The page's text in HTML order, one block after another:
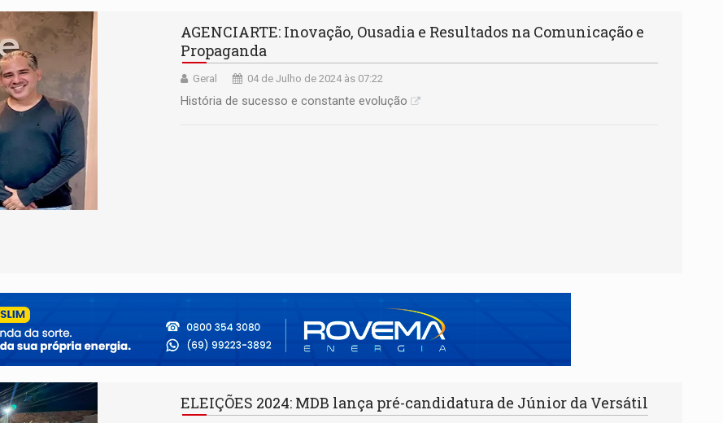
AGENCIARTE: Inovação, Ousadia e Resultados na Comunicação e
Propaganda
Geral 04 de Julho de 2024 às 07:22
História de sucesso e constante evolução
ELEIÇÕES 2024: MDB lança pré-candidatura de Júnior da Versátil